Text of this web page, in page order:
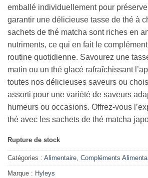
emballé individuellement pour
garantir une délicieuse tasse de thé à
sachets de thé matcha sont riches en
nutriments, ce qui en fait le
routine quotidienne. Savourez une
matin ou un thé glacé rafraîchissant
toutes nos délicieuses saveurs ou
assorti pour une variété de saveurs
humeurs ou occasions. Offrez-vous
thé avec les sachets de thé matcha
Rupture de stock
Catégories : Alimentaire, Compléments
Marque : Hyleys